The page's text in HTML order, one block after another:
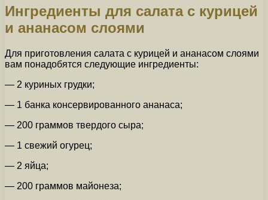
Ингредиенты для салата с курицей
и ананасом слоями
Для приготовления салата с курицей и ананасом слоями
вам понадобятся следующие ингредиенты:
— 2 куриных грудки;
— 1 банка консервированного ананаса;
— 200 граммов твердого сыра;
— 1 свежий огурец;
— 2 яйца;
— 200 граммов майонеза;